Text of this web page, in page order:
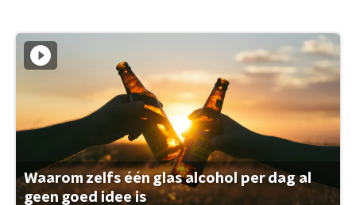
Waarom zelfs één glas alcohol per dag al
geen goed idee is